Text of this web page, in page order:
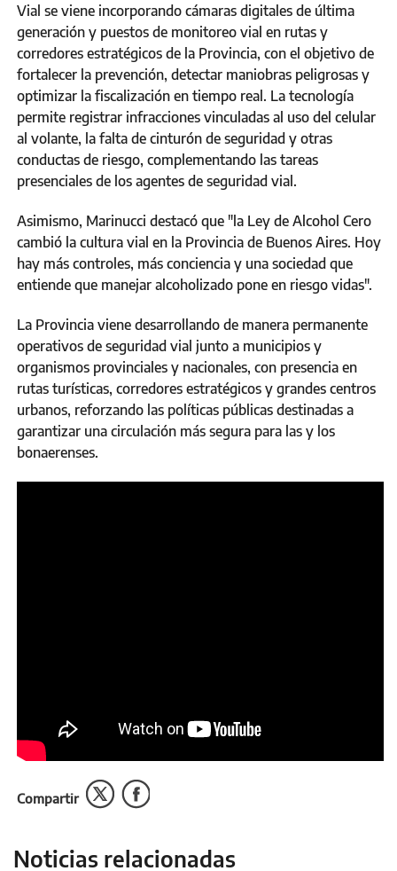
Vial se viene incorporando cámaras digitales de última
generación y puestos de monitoreo vial en rutas y
corredores estratégicos de la Provincia, con el objetivo de
fortalecer la prevención, detectar maniobras peligrosas y
optimizar la fiscalización en tiempo real. La tecnología
permite registrar infracciones vinculadas al uso del celular
al volante, la falta de cinturón de seguridad y otras
conductas de riesgo, complementando las tareas
presenciales de los agentes de seguridad vial.
Asimismo, Marinucci destacó que "la Ley de Alcohol Cero
cambió la cultura vial en la Provincia de Buenos Aires. Hoy
hay más controles, más conciencia y una sociedad que
entiende que manejar alcoholizado pone en riesgo vidas".
La Provincia viene desarrollando de manera permanente
operativos de seguridad vial junto a municipios y
organismos provinciales y nacionales, con presencia en
rutas turísticas, corredores estratégicos y grandes centros
urbanos, reforzando las políticas públicas destinadas a
garantizar una circulación más segura para las y los
bonaerenses.
Compartir
Noticias relacionadas